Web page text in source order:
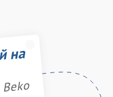
на